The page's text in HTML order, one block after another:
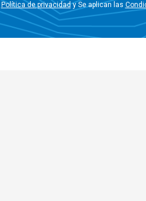
Política de privacidady Se aplican las